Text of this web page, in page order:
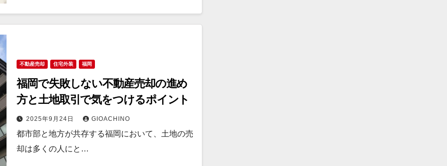
不動産売却 住宅外装 福岡
福岡で失敗しない不動産売却の進め
方と土地取引で気をつけるポイント
2025年9月24日 GIOACHINO
都市部と地方が共存する福岡において、土地の売
却は多くの人にと…